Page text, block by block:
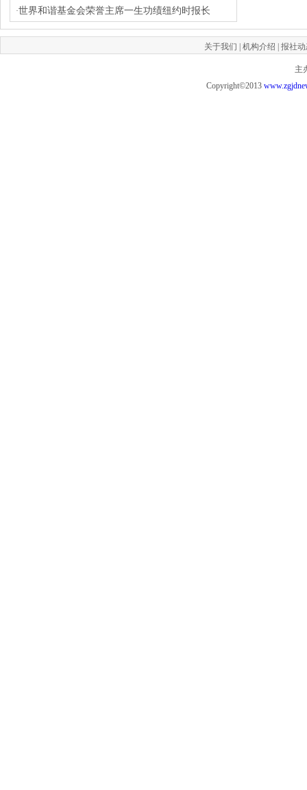
·世界和谐基金会荣誉主席一生功绩纽约时报长
关于我们 机构介绍 报社
主
Copyright©2013